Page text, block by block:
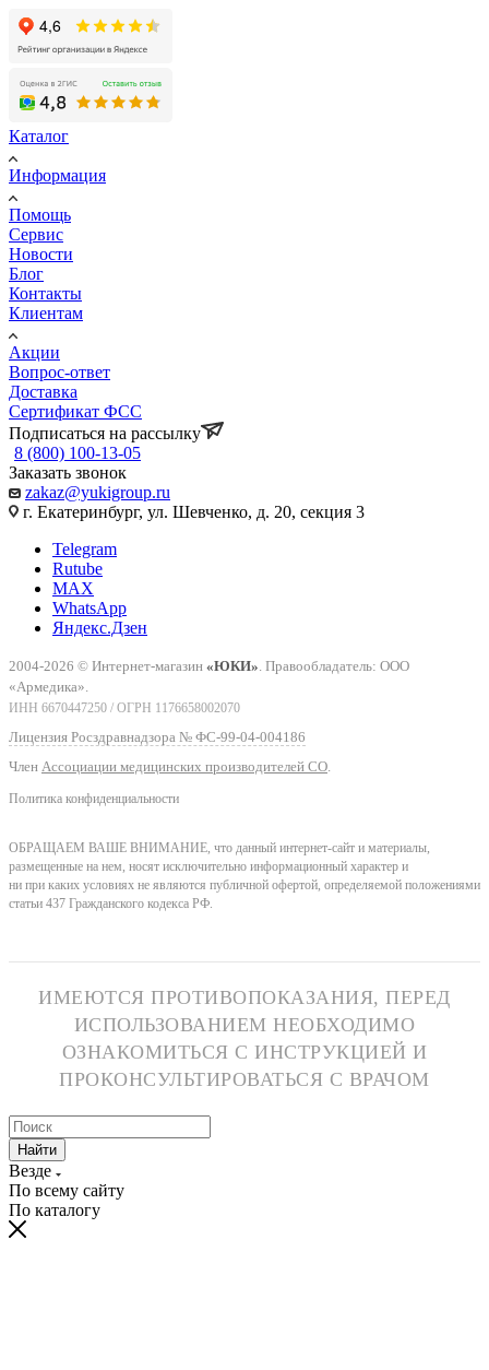
Каталог
Информация
Помощь
Сервис
Новости
Блог
Контакты
Клиентам
Акции
Вопрос-ответ
Доставка
Сертификат ФСС
Подписаться на рассылку
8 (800) 100-13-05
Заказать звонок
zakaz@yukigroup.ru
г. Екатеринбург, ул. Шевченко, д. 20, секция 3
Telegram
Rutube
MAX
WhatsApp
Яндекс.Дзен
2004-2026 © Интернет-магазин «ЮКИ» . Правообладатель: ООО
«Армедика».
ИНН 6670447250 / ОГРН 1176658002070
Лицензия Росздравнадзора № ФС-99-04-004186
Член Ассоциации медицинских производителей СО
Политика конфиденциальности
ОБРАЩАЕМ ВАШЕ ВНИМАНИЕ, что данный интернет-сайт и материалы,
размещенные на нем, носят исключительно информационный характер и
ни при каких условиях не являются публичной офертой, определяемой положениями
статьи 437 Гражданского кодекса РФ.
ИМЕЮТСЯ ПРОТИВОПОКАЗАНИЯ, ПЕРЕД
ИСПОЛЬЗОВАНИЕМ НЕОБХОДИМО
ОЗНАКОМИТЬСЯ С ИНСТРУКЦИЕЙ И
ПРОКОНСУЛЬТИРОВАТЬСЯ С ВРАЧОМ
Найти
Везде
По всему сайту
По каталогу